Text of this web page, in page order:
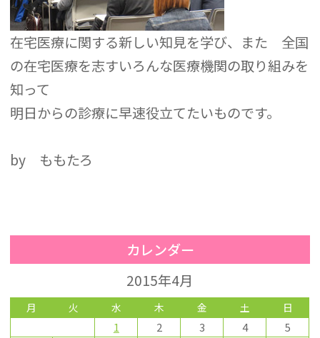
在宅医療に関する新しい知見を学び、また 全国
の在宅医療を志すいろんな医療機関の取り組みを
知って
明日からの診療に早速役立てたいものです。
by ももたろ
カレンダー
2015年4月
月 火 水 木 金 土 日
1 2 3 4
5